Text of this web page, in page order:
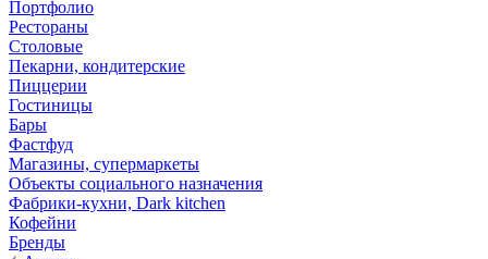
Портфолио
Рестораны
Столовые
Пекарни, кондитерские
Пиццерии
Гостиницы
Бары
Фастфуд
Магазины, супермаркеты
Объекты социального назначения
Фабрики-кухни, Dark kitchen
Кофейни
Бренды